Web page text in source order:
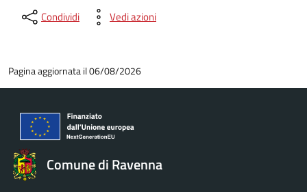
Condividi Vedi azioni
Pagina aggiornata il 06/08/2026
Comune di Ravenna